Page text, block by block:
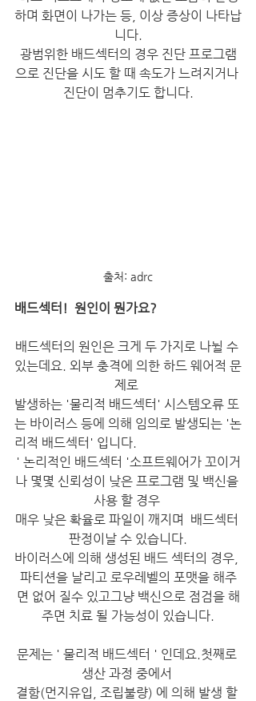
하며 화면이 나가는 등, 이상 증상이 나타납
니다.
광범위한 배드섹터의 경우 진단 프로그램
으로 진단을 시도 할 때 속도가 느려지거나
진단이 멈추기도 합니다.
출처: adrc
배드섹터!  원인이 뭔가요?
배드섹터의 원인은 크게 두 가지로 나뉠 수
있는데요. 외부 충격에 의한 하드 웨어적 문
제로
발생하는 '물리적 배드섹터' 시스템오류 또
는 바이러스 등에 의해 임의로 발생되는 '논
리적 배드섹터' 입니다.
​​' 논리적인 배드섹터 '​소프트웨어가 꼬이거
나 몇몇 신뢰성이 낮은 프로그램 및 백신을
사용 할 경우
매우 낮은 확율로 파일이 깨지며  배드섹터
판정이날 수 있습니다.​
바이러스에 의해 생성된 배드 섹터의 경우,
파티션을 날리고 로우레벨의 포맷을 해주
면 없어 질수 있고그냥 백신으로 점검을 해
주면 치료 될 가능성이 있습니다.​​
문제는 ' 물리적 배드섹터 ' 인데요.​첫째로
생산 과정 중에서
결함(먼지유입, 조립불량) 에 의해 발생 할